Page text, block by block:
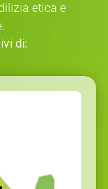
etica e
di: